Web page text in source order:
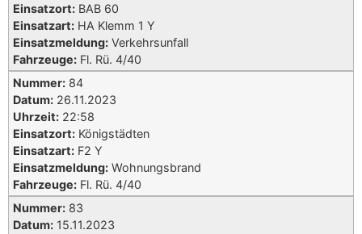
Einsatzort: BAB 60
Einsatzart: HA Klemm 1 Y
Einsatzmeldung: Verkehrsunfall
Fahrzeuge: Fl. Rü. 4/40
Nummer: 84
Datum: 26.11.2023
Uhrzeit: 22:58
Einsatzort: Königstädten
Einsatzart: F2 Y
Einsatzmeldung: Wohnungsbrand
Fahrzeuge: Fl. Rü. 4/40
Nummer: 83
Datum: 15.11.2023